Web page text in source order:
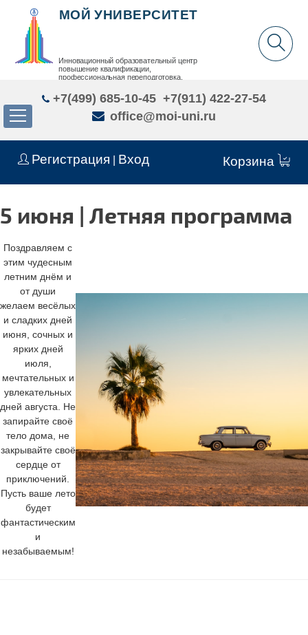
Регистрация Вход Корзина
МОЙ УНИВЕРСИТЕТ
Инновационный образовательный центр
повышение квалификации,
профессиональная переподготовка,
+7(499) 685-10-45 +7(911) 422-27-54
office@moi-uni.ru
5 июня | Летняя программа
Поздравляем с
этим чудесным
летним днём и
от души
желаем весёлых
и сладких дней
июня, сочных и
ярких дней
июля,
мечтательных и
увлекательных
дней августа. Не
запирайте своё
тело дома, не
закрывайте своё
сердце от
приключений.
Пусть ваше лето
будет
фантастическим
и
незабываемым!